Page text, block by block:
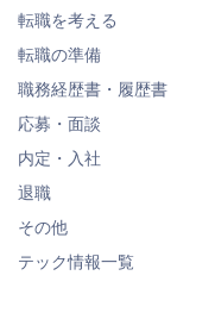
転職を考える
転職の準備
職務経歴書・履歴書
応募・面談
内定・入社
退職
その他
テック情報一覧